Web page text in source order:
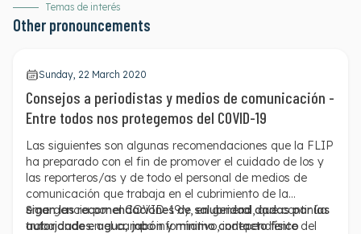
Temas de interés
Other pronouncements
Sunday, 22 March 2020
Consejos a periodistas y medios de comunicación -
Entre todos nos protegemos del COVID-19
Las siguientes son algunas recomendaciones que la FLIP
ha preparado con el fin de promover el cuidado de los y
las reporteros/as y de todo el personal de medios de
comunicación que trabaja en el cubrimiento de la
emergencia por el COVID-19 y, en general, que continúa
trabajando en el campo informativo, independiente del
Sigan las recomendaciones de salubridad dadas por las
autoridades: agua, jabón y mínimo contacto físico